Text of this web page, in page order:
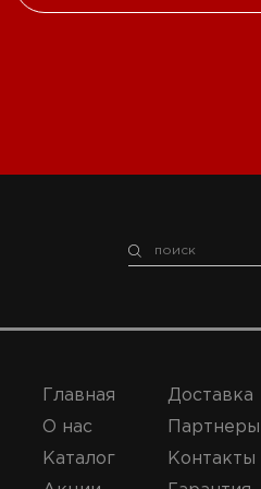
Главная
О нас
Каталог
Доставка
Партнеры
Контакты